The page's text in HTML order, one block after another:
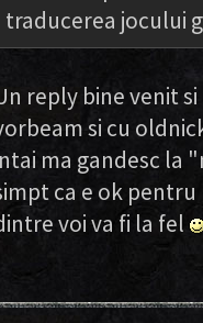
traducerea jocului
reply bine venit
si cu
ma gandesc la
ca e ok
voi va fi la fel